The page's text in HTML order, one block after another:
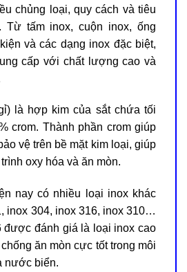
chủng loại, quy cách và tiêu
Từ tấm inox, cuộn inox, ống
và các dạng inox đặc biệt,
cấp với chất lượng cao và
là hợp kim của sắt chứa tối
crom. Thành phần crom giúp
vệ trên bề mặt kim loại, giúp
oxy hóa và ăn mòn.
nay có nhiều loại inox khác
inox 304, inox 316, inox 310…
được đánh giá là loại inox cao
ăn mòn cực tốt trong môi
nước biển.